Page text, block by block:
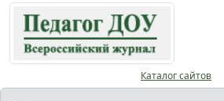
Каталог сайтов